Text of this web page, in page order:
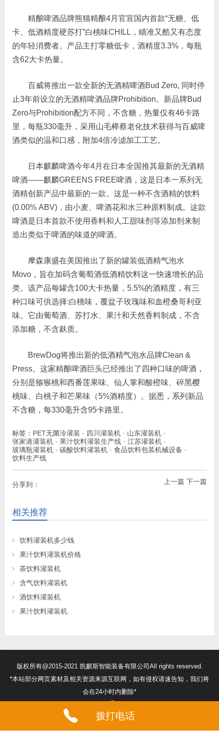
精酿啤酒品牌熊猫精酿4月官宣国内首款“无糖、低
卡、低酒精度硬苏打”白桃味CHILL，瞄准又酷又有态度
的年轻消费者。产品主打零糖低卡，酒精度3.3%，每瓶
含62大卡热量。
百威将推出一款全新的无酒精啤酒Bud Zero, 同时停
止3年前设立的无酒精啤酒品牌Prohibition。新品牌Bud
Zero与Prohibition配方不同，不含糖，热量仅有46卡路
里，每瓶330毫升，采用山毛榉蔡老化技术获得与百威啤
酒类似的温和口感，附加4倍冷滤加工工艺。
日本麒麟啤酒今年4月在日本全国推其最新的无酒精
啤酒——麒麟GREENS FREE啤酒，这是日本一系列无
酒精创新产品中最新的一款。这是一种不含酒精的饮料
(0.00% ABV)，由小麦、啤酒花和水三种原料制成。这款
啤酒是日本首款不使用香料和人工甜味剂等添加剂来制
造出类似于啤酒的味道的啤酒。
摩森康盛在美国推出了新的罐装低酒精气泡水
Movo，旨在加码含葡萄酒低酒精饮料这一快速增长的品
类。该产品每罐含100大卡热量，5.5%的酒精度，有三
种口味可供选择:白桃味，覆盆子玫瑰味和血橙桑哥利亚
味。它由葡萄酒、苏打水、果汁和天然香料制成，不含
添加糖，不含麸质。
BrewDog将推出新的低酒精气泡水品牌Clean &
Press。这家精酿啤酒巨头已经推出了四种口味的啤酒，
分别是猕猴桃和西番莲果味、仙人掌和酸橙味、碎黑樱
桃味、白桃子和芒果味（5%酒精度）。据悉，系列新品
不含糖，每330毫升含95卡路里。
标签： PET无菌冷灌装 · 四川灌装机 · 山东灌装机 ·
张家港灌装机 · 果汁饮料灌装生产线 · 江苏灌装机 ·
玻璃瓶灌装机 · 碳酸饮料灌装机 · 食品饮料包装机械设备 ·
饮料生产线
上一篇 下一篇
分享到：
相关推荐
饮料灌装机多少钱
果汁饮料灌装机价格
茶饮料灌装机
含气饮料灌装机
酒饮料灌装机
果汁饮料灌装机
版权所有@2015-2021 凯麒斯智能装备有限公司All rights reserved.
*本站部分网页素材及相关资源来源互联网，如有侵权请速告知，我们将
会在24小时内删除*
拨打电话